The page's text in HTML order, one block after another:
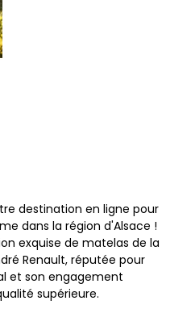
destination en ligne pour
dans la région d'Alsace !
exquise de matelas de la
Renault, réputée pour
et son engagement
supérieure.